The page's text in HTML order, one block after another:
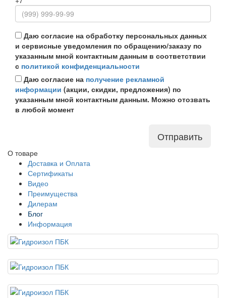
Даю согласие на обработку персональных данных
и сервисные уведомления по обращению/заказу по
указанным мной контактным данным в соответствии
с политикой конфиденциальности
Даю согласие на получение рекламной
информации (акции, скидки, предложения) по
указанным мной контактным данным. Можно отозвать
в любой момент
Отправить
О товаре
Доставка и Оплата
Сертификаты
Видео
Преимущества
Дилерам
Блог
Информация